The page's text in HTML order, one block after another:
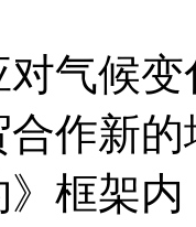
气候
作新
框架